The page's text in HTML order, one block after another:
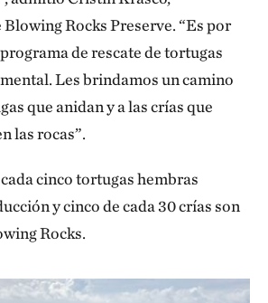
Rocks Preserve. “Es por
de rescate de tortugas
Les brindamos un camino
que anidan y a las crías que
las rocas”.
cinco tortugas hembras
y cinco de cada 30 crías son
Rocks.